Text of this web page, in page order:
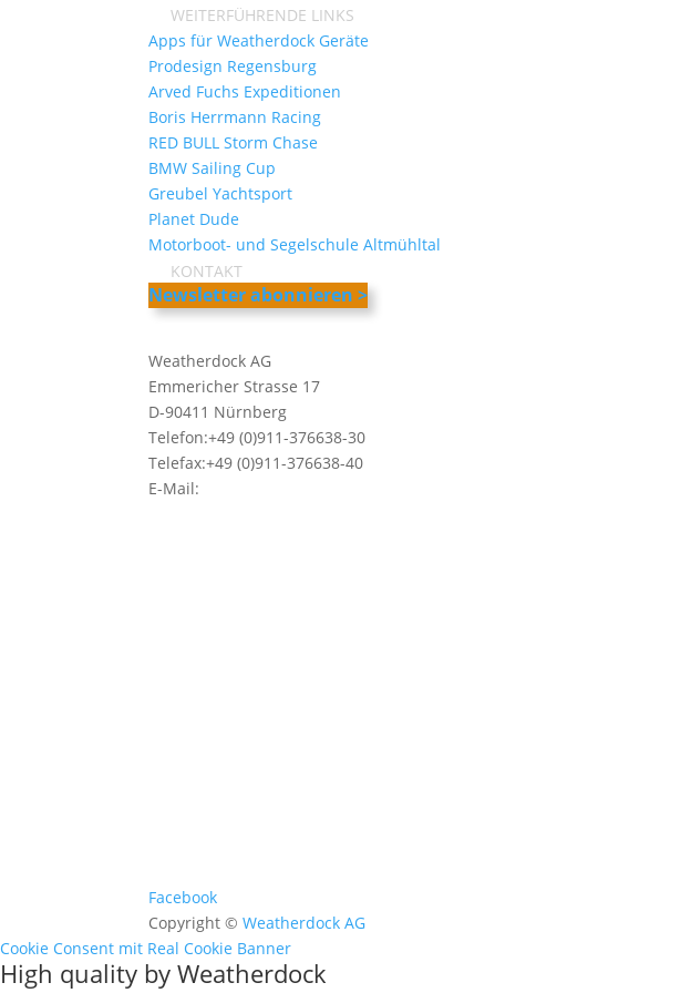
WEITERFÜHRENDE LINKS
Apps für Weatherdock Geräte
Prodesign Regensburg
Arved Fuchs Expeditionen
Boris Herrmann Racing
RED BULL Storm Chase
BMW Sailing Cup
Greubel Yachtsport
Planet Dude
Motorboot- und Segelschule Altmühltal
KONTAKT
Newsletter abonnieren >
Weatherdock AG
Emmericher Strasse 17
D-90411 Nürnberg
Telefon:+49 (0)911-376638-30
Telefax:+49 (0)911-376638-40
E-Mail:
Facebook
Copyright ©Weatherdock AG
Cookie Consent mit Real Cookie Banner
High quality by Weatherdock